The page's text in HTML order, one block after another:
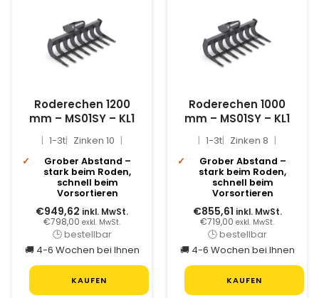
Roderechen 1200
mm – MS01SY – KL1
1-3t Zinken 10
Grober Abstand –
stark beim Roden,
schnell beim
Vorsortieren
€949,62 inkl. MwSt.
€798,00 exkl. MwSt.
🕒 bestellbar
🚚 4-6 Wochen bei Ihnen
KAUFEN
Roderechen 1000
mm – MS01SY – KL1
1-3t Zinken 8
Grober Abstand –
stark beim Roden,
schnell beim
Vorsortieren
€855,61 inkl. MwSt.
€719,00 exkl. MwSt.
🕒 bestellbar
🚚 4-6 Wochen bei Ihnen
KAUFEN